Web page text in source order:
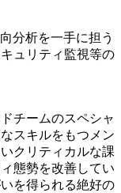
分析を一手に担う
ュリティ監視等の
チームのスペシャ
スキルをもつメン
クリティカルな課
態勢を改善してい
を得られる絶好の